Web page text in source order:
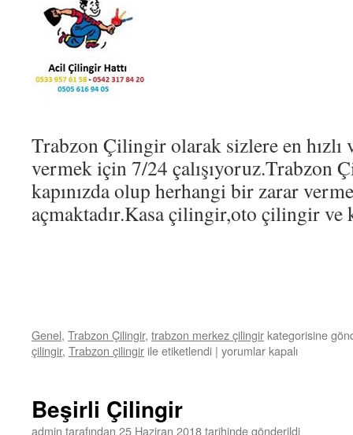
Trabzon Çilingir olarak sizlere en
vermek için 7/24 çalışıyoruz.Trabzon
kapınızda olup herhangi bir zarar
açmaktadır.Kasa çilingir,oto çilingir ve
Genel, Trabzon Çilingir, trabzon merkez çilingir kategorisine
çilingir, Trabzon çilingir ile etiketlendi | Trabzon
yorumlar kapalı
Beşirli Çilingir
admin tarafından 25 Haziran 2018tarihinde gönderildi